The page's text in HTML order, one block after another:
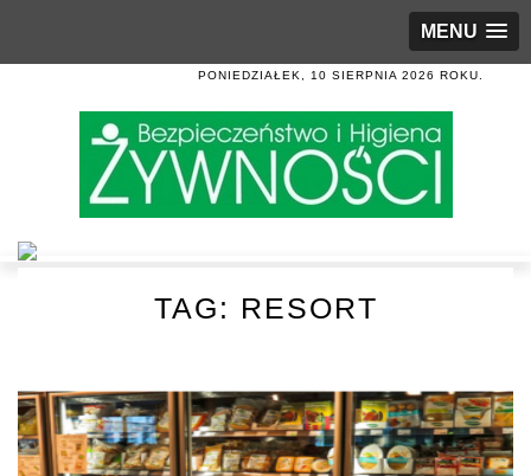
MENU
PONIEDZIAŁEK, 10 SIERPNIA 2026 ROKU.
TAG: RESORT